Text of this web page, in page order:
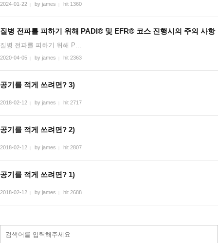
2024-01-22 by james hit 1360
질병 전파를 피하기 위해 PADI® 및 EFR® 코스 진행시의 주의 사항
질병 전파를 피하기 위해 P…
2020-04-05 by james hit 2363
공기를 적게 쓰려면? 3)
2018-02-12 by james hit 2717
공기를 적게 쓰려면? 2)
2018-02-12 by james hit 2807
공기를 적게 쓰려면? 1)
2018-02-12 by james hit 2688